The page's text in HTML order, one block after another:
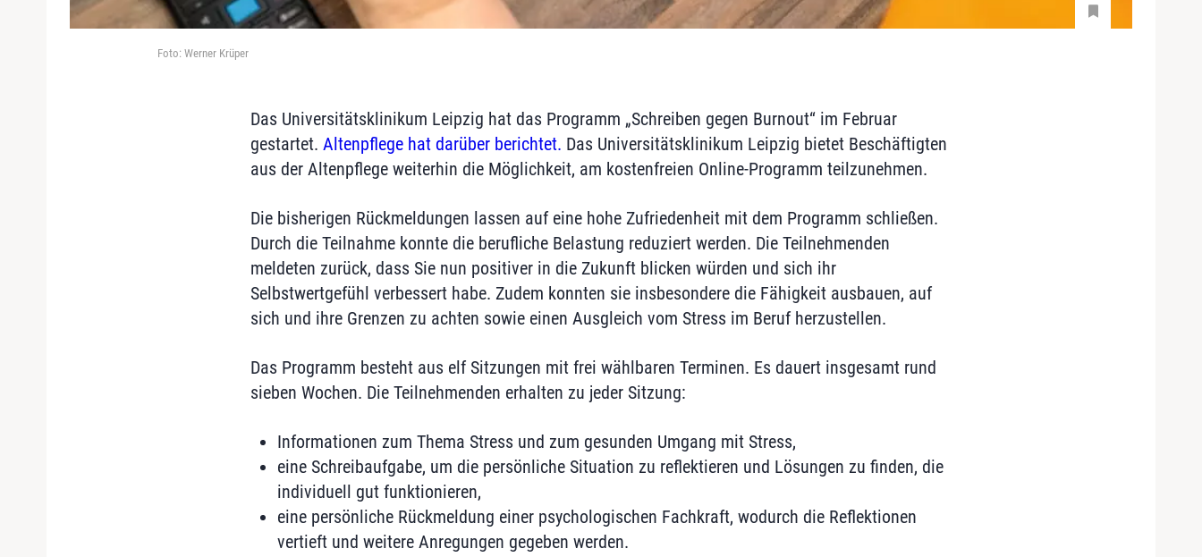
Foto: Werner Krüper
Das Universitätsklinikum Leipzig hat das Programm „Schreiben gegen Burnout“ im Februar
gestartet. Altenpflege hat darüber berichtet. Das Universitätsklinikum Leipzig bietet Beschäftigten
aus der Altenpflege weiterhin die Möglichkeit, am kostenfreien Online-Programm teilzunehmen.
Die bisherigen Rückmeldungen lassen auf eine hohe Zufriedenheit mit dem Programm schließen.
Durch die Teilnahme konnte die berufliche Belastung reduziert werden. Die Teilnehmenden
meldeten zurück, dass Sie nun positiver in die Zukunft blicken würden und sich ihr
Selbstwertgefühl verbessert habe. Zudem konnten sie insbesondere die Fähigkeit ausbauen, auf
sich und ihre Grenzen zu achten sowie einen Ausgleich vom Stress im Beruf herzustellen.
Das Programm besteht aus elf Sitzungen mit frei wählbaren Terminen. Es dauert insgesamt rund
sieben Wochen. Die Teilnehmenden erhalten zu jeder Sitzung:
Informationen zum Thema Stress und zum gesunden Umgang mit Stress,
eine Schreibaufgabe, um die persönliche Situation zu reflektieren und Lösungen zu finden, die
individuell gut funktionieren,
eine persönliche Rückmeldung einer psychologischen Fachkraft, wodurch die Reflektionen
vertieft und weitere Anregungen gegeben werden.